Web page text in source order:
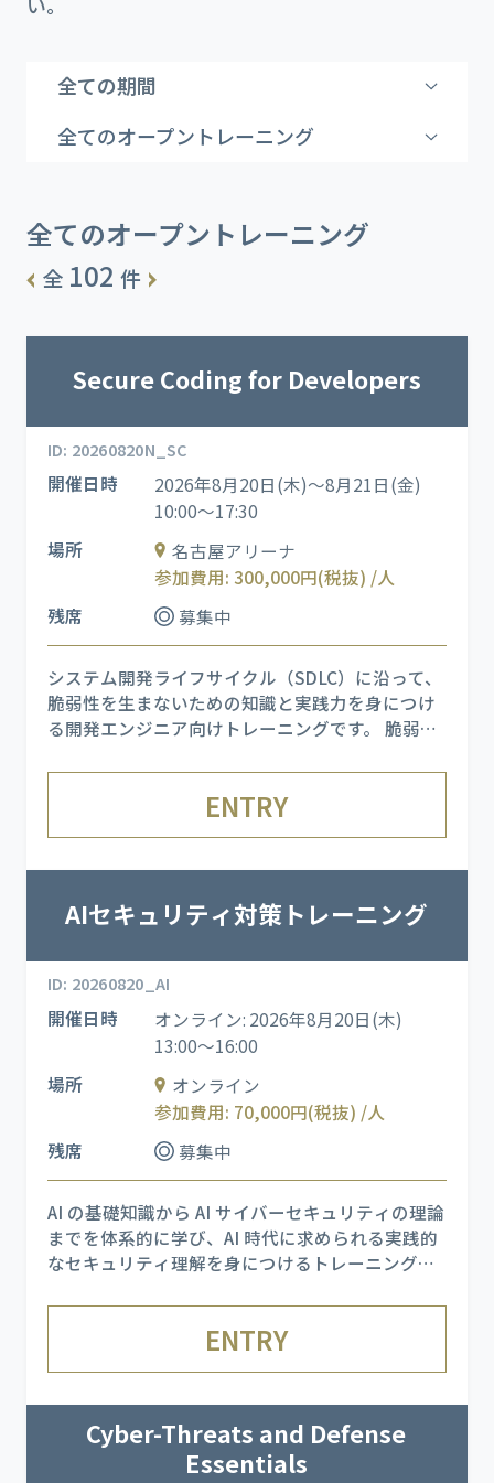
全ての期間
全てのオープントレーニング
全てのオープントレーニング
全 102 件
Secure Coding for Developers
ID: 20260820N_SC
開催日時
2026年8月20日(木)～8月21日(金)
10:00～17:30
場所
名古屋アリーナ
参加費用: 300,000円(税抜) /人
残席
募集中
システム開発ライフサイクル（SDLC）に沿って、
脆弱性を生まないための知識と実践力を身につけ
る開発エンジニア向けトレーニングです。 脆弱性
ち、セキュリティの基本概念を学んだうえで、
NIST 800-64 を基盤とした各工程でのセキュリ
ENTRY
AIセキュリティ対策トレーニング
ID: 20260820_AI
開催日時
オンライン: 2026年8月20日(木)
13:00～16:00
場所
オンライン
参加費用: 70,000円(税抜) /人
残席
募集中
AI の基礎知識から AI サイバーセキュリティの理論
までを体系的に学び、AI 時代に求められる実践的
なセキュリティ理解を身につけるトレーニングで
習を通じて、理論だけでは掴みにくい攻撃の成立
プロセスを肌で理解し、AI を活用した攻撃・防御
ENTRY
Cyber-Threats and Defense
Essentials